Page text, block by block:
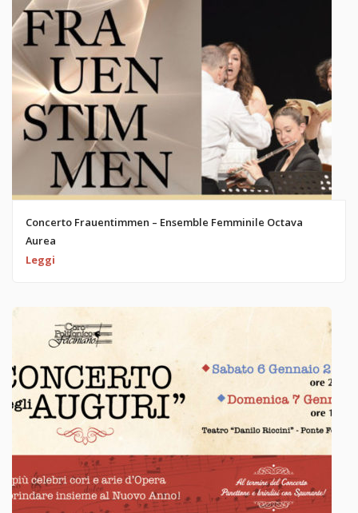
Concerto Frauentimmen – Ensemble Femminile Octava
Aurea
Leggi